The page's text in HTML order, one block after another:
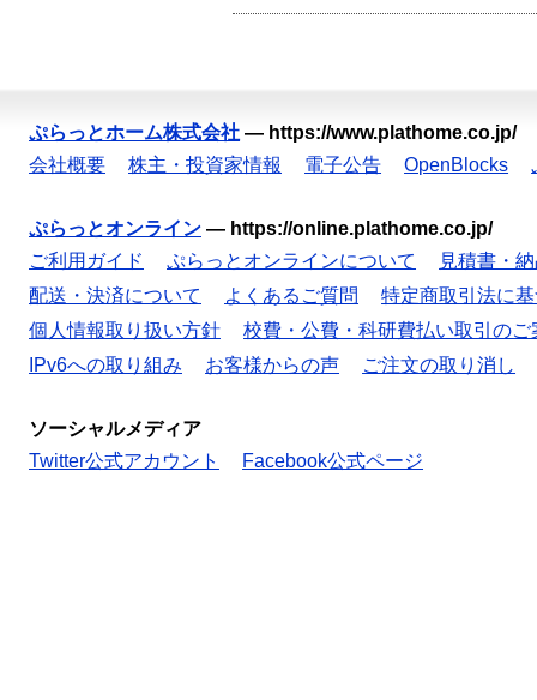
ぷらっとホーム株式会社 — https://www.plathome.co.jp/
会社概要
株主・投資家情報 電子公告 OpenBlocks
ぷらっとオンライン — https://online.plathome.co.jp/
ご利用ガイド
ぷらっとオンラインについて
見積書・
配送・決済について
よくあるご質問
特定商取引法に
個人情報取り扱い方針
校費・公費・科研費払い取引のご
IPv6への取り組み
お客様からの声 ご注文の取り消し
ソーシャルメディア
Twitter公式アカウント
Facebook公式ページ